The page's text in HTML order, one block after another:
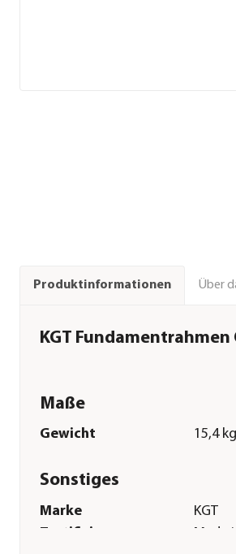
Produktinformationen Über
KGT Fundamentrahmen
Maße
Gewicht 15,4 kg
Sonstiges
Marke
KGT
Zertifizierung
Made